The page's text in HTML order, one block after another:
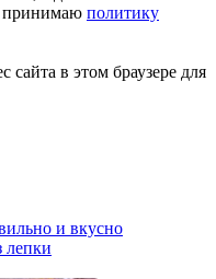
политику
сайта в этом браузере для
и вкусно
лепки